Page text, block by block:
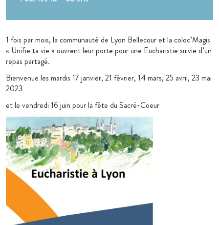
1 fois par mois, la communauté de Lyon Bellecour et la coloc’Magis
« Unifie ta vie » ouvrent leur porte pour une Eucharistie suivie d’un
repas partagé.
Bienvenue les mardis 17 janvier, 21 février, 14 mars, 25 avril, 23 mai
2023
et le vendredi 16 juin pour la fête du Sacré-Coeur